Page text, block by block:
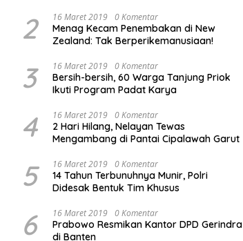
2 16 Maret 2019 0 Komentar
Menag Kecam Penembakan di New
Zealand: Tak Berperikemanusiaan!
3 16 Maret 2019 0 Komentar
Bersih-bersih, 60 Warga Tanjung Priok
Ikuti Program Padat Karya
4 16 Maret 2019 0 Komentar
2 Hari Hilang, Nelayan Tewas
Mengambang di Pantai Cipalawah Garut
5 16 Maret 2019 0 Komentar
14 Tahun Terbunuhnya Munir, Polri
Didesak Bentuk Tim Khusus
6 16 Maret 2019 0 Komentar
Prabowo Resmikan Kantor DPD Gerindra
di Banten